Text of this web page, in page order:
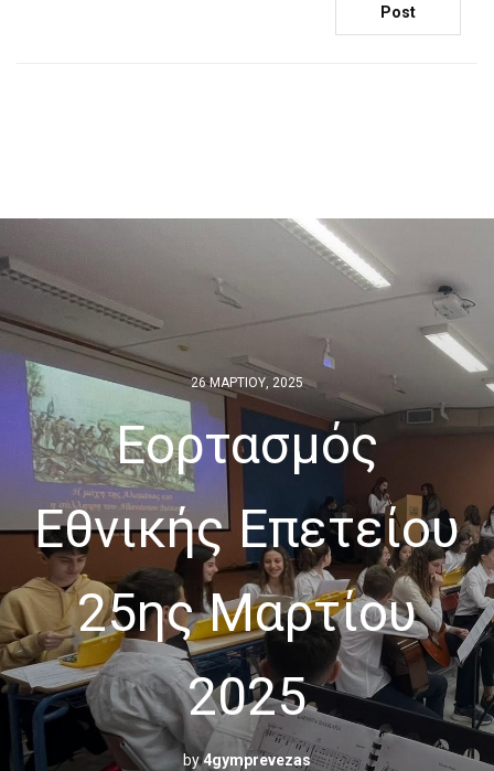
26 ΜΑΡΤΊΟΥ, 2025
Εορτασμός
Εθνικής Επετείου
25ης Μαρτίου
2025
by4gymprevezas